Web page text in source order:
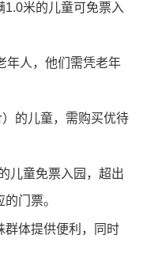
米的儿童可免票入
年人，他们需凭老年
的儿童，需购买优待
儿童免票入园，超出
门票。
群体提供便利，同时